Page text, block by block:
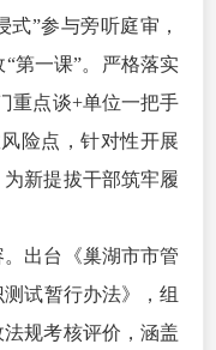
”参与旁听庭审，
第一课”。严格落实
重点谈+单位一把手
险点，针对性开展
新提拔干部筑牢履
出台《巢湖市市管
试暂行办法》，组
规考核评价，涵盖